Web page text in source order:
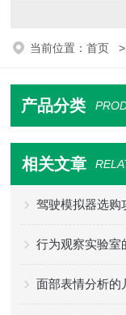
当前位置：首页 >
产品分类
相关文章
行为观察实验室
面部表情分析的